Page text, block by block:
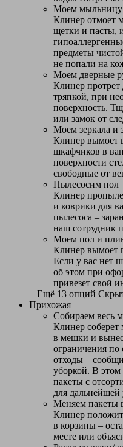
Моем мыльницу
Клинер отмоет
щетки и пасты,
предметы
не попали на
Моем дверные
Клинер
тряпкой, при
поверхность.
или замок от
Моем зеркала и
Клинер вымоет
шкафчиков в
поверхности
свободные от
Пылесосим пол
Клинер
и коврики для
пылесоса –
наш сотрудник
Моем пол и
Клинер вымоет
Если у вас нет
об этом при
привезет свой
+ Ещё 13 опций
Прихожая
Собираем весь
Клинер
в мешки и
ограничения по
отходы –
уборкой. В этом
пакеты с
для дальнейшей
Меняем пакеты
Клинер
в корзины –
месте или